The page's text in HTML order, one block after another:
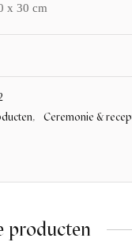
x 30 cm
, Ceremonie &
producten